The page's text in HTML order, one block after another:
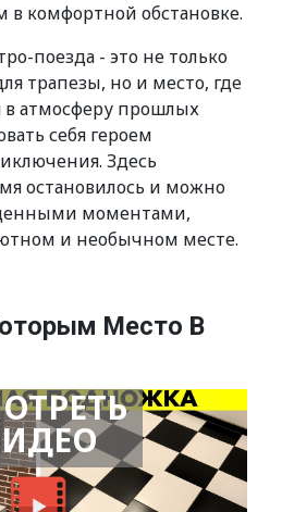
комфортной обстановке.
поезда - это не только
трапезы, но и место, где
в атмосферу прошлых
себя героем
Здесь
остановилось и можно
моментами,
и необычном месте.
Место В